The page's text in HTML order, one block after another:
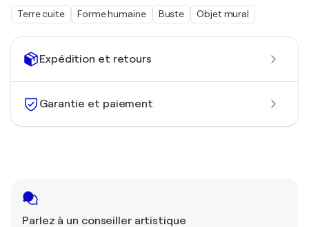
Expédition et retours
Garantie et paiement
Parlez à un conseiller artistique
Terre cuite Forme humaine Buste Objet mural